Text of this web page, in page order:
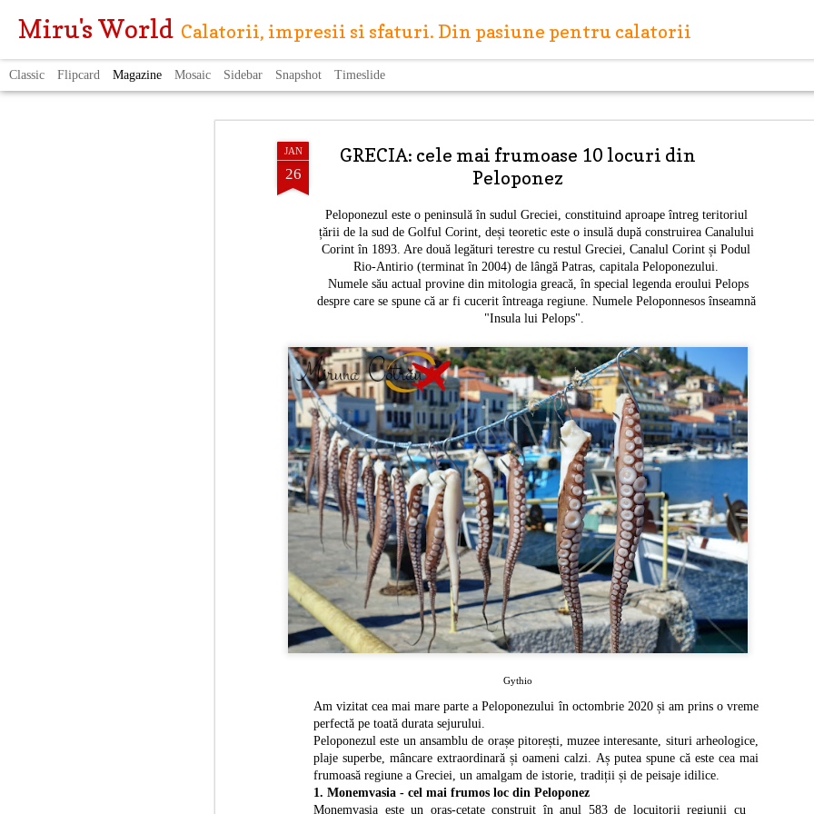
JAN
26
GRECIA: cele mai frumoase 10 locuri din
Peloponez
Peloponezul este o peninsulăîn sudul Greciei, constituind aproape întreg teritoriul
țării de la sud de Golful Corint, deși teoretic este o insulă după construirea Canalului
Corint în 1893. Are două legături terestre cu restul Greciei, Canalul Corint și Podul
Rio-Antirio (terminat în 2004) de lângă Patras, capitala Peloponezului.
Numele său actual provine din mitologia greacă, în special legenda eroului Pelops
despre care se spune că ar fi cucerit întreaga regiune. Numele Peloponnesos înseamnă
"Insula lui Pelops".
Gythio
Amvizitat cea mai mare parte a Peloponezului în octombrie 2020 și am prins o vreme
perfectă pe toată durata sejurului.
Peloponezul este un ansamblu de orașe pitorești, muzee interesante, situri arheologice,
plaje superbe, mâncare extraordinară și oameni calzi. Aș putea spune că este cea mai
frumoasă regiune a Greciei, un amalgam de istorie, tradiții și de peisaje idilice.
1. Monemvasia - cel mai frumos loc din Peloponez
Monemvasia este un oraș-cetate construit în anul 583 de locuitorii regiunii cu
Miru's World Calatorii, impresii si sfaturi. Din pasiune pentru calatorii
Classic Flipcard Magazine Mosaic Sidebar Snapshot Timeslide
MAY
27
Capitale europene:
(Letonia)
Riga este capitala Letoniei, situată pe malul Mării
vărsare a râului Daugava. Riga este cel mai mare
iar centrul istoric al orașului a fost inclus în anul
Scurtă istorie a orașului
Riga este amplasată pe locul unei așezări antice a
antic fino-ugric, la confluența râurilor Daugava și
Ridzene era cunoscut la începuturi sub numele de
numele său orașului.